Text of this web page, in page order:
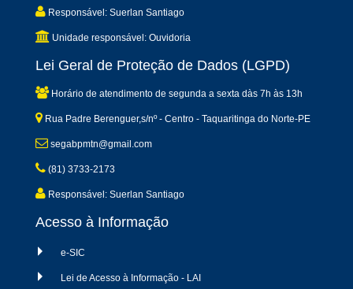
Responsável: Suerlan Santiago
Unidade responsável: Ouvidoria
Lei Geral de Proteção de Dados (LGPD)
Horário de atendimento de segunda a sexta dàs 7h às 13h
Rua Padre Berenguer,s/nº - Centro - Taquaritinga do Norte-PE
segabpmtn@gmail.com
(81) 3733-2173
Responsável: Suerlan Santiago
Acesso à Informação
e-SIC
Lei de Acesso à Informação - LAI